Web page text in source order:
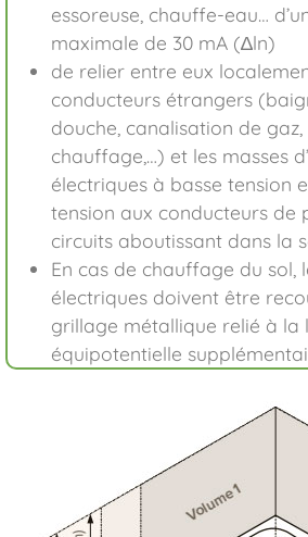
essoreuse, chauffe-eau…
maximale de 30 mA (∆ln)
de relier entre eux
conducteurs étrangers
douche, canalisation de gaz,
chauffage,…) et les masses
électriques à basse tension
tension aux conducteurs de
circuits aboutissant dans la
En cas de chauffage du sol,
électriques doivent être
grillage métallique relié à la
équipotentielle